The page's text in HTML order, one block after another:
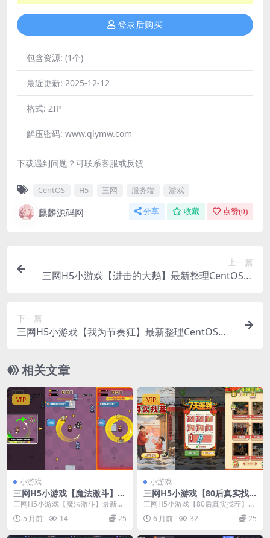
登录后购买
包含资源: (1个)
最近更新: 2025-12-12
格式: ZIP
解压密码: www.qlymw.com
下载遇到问题？可联系客服或反馈
CentOS H5 三网 服务端 游戏
麒麟源码网 分享 收藏 点赞(0)
上一篇
三网H5小游戏【进击的大鹅】最新整理CentOS手
下一篇
三网H5小游戏【我为节奏狂】最新整理CentOS手
相关文章
VIP
小游戏
三网H5小游戏【魔法激斗】最
新整理Linux手工服务端+安卓
三网H5小游戏【魔法激斗】最新整
理Linux手工服务端+安卓
5 月前 14 25
VIP
小游戏
三网H5小游戏【80后真实找
茬】最新整理Linux手工服务
端+安卓
三网H5小游戏【80后真实找茬】最
新整理Linux手工服务端+安卓
6 月前 32 25